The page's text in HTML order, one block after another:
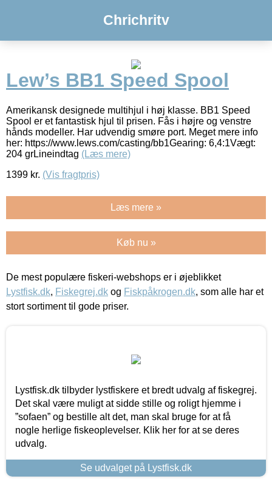
Chrichritv
Lew’s BB1 Speed Spool
Amerikansk designede multihjul i høj klasse. BB1 Speed
Spool er et fantastisk hjul til prisen. Fås i højre og venstre
hånds modeller. Har udvendig smøre port. Meget mere info
her: https://www.lews.com/casting/bb1Gearing: 6,4:1Vægt:
204 grLineindtag (Læs mere)
1399 kr. (Vis fragtpris)
Læs mere »
Køb nu »
De mest populære fiskeri-webshops er i øjeblikket
Lystfisk.dk, Fiskegrej.dk og Fiskpåkrogen.dk, som alle har et
stort sortiment til gode priser.
Lystfisk.dk tilbyder lystfiskere et bredt udvalg af fiskegrej.
Det skal være muligt at sidde stille og roligt hjemme i
”sofaen” og bestille alt det, man skal bruge for at få
nogle herlige fiskeoplevelser. Klik her for at se deres
udvalg.
Se udvalget på Lystfisk.dk